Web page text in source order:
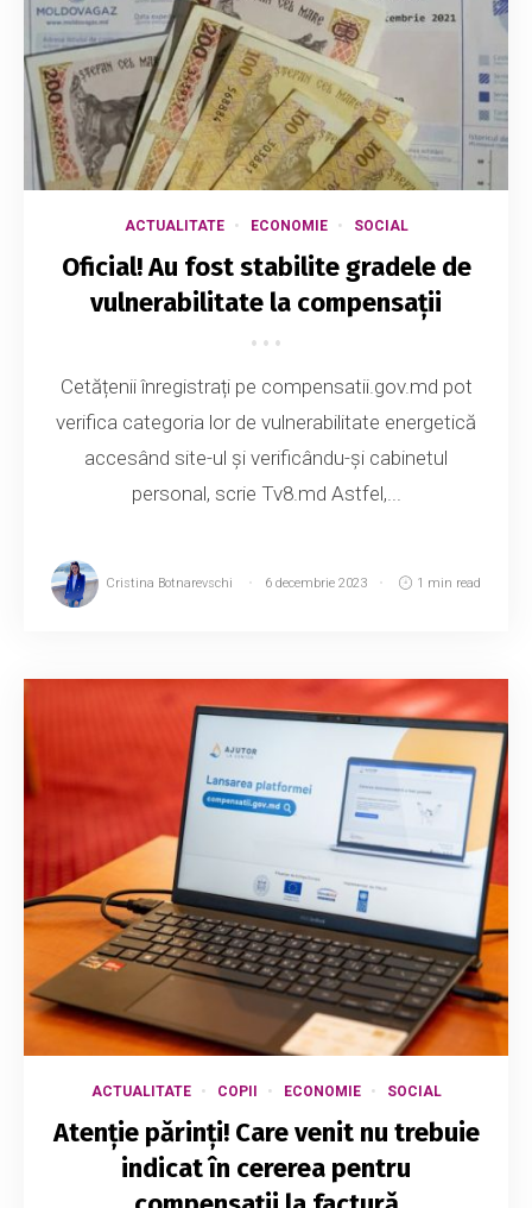
ACTUALITATE ECONOMIE SOCIAL
Oficial! Au fost stabilite gradele de
vulnerabilitate la compensații
Cetățenii înregistrați pe compensatii.gov.md pot
verifica categoria lor de vulnerabilitate energetică
accesând site-ul și verificându-și cabinetul
personal, scrie Tv8.md Astfel,...
Cristina Botnarevschi 6 decembrie 2023 1 min read
ACTUALITATE COPII ECONOMIE SOCIAL
Atenție părinți! Care venit nu trebuie
indicat în cererea pentru